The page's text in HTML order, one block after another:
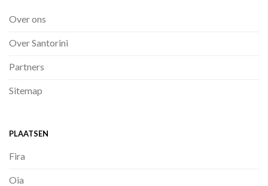
Over ons
Over Santorini
Partners
Sitemap
PLAATSEN
Fira
Oia